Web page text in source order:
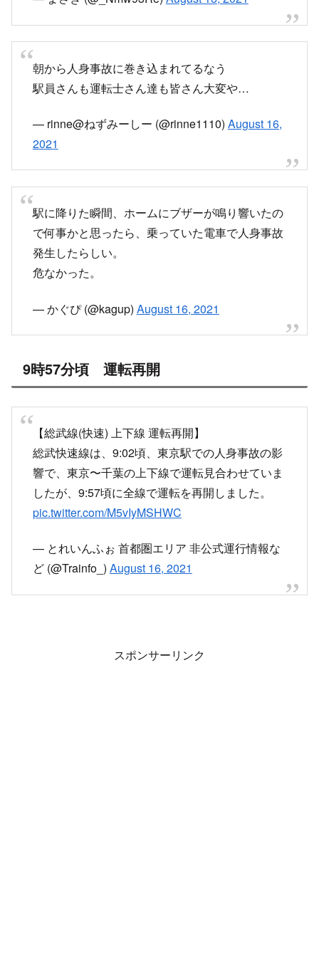
朝から人身事故に巻き込まれてるなう
駅員さんも運転士さん達も皆さん大変や…
— rinne@ねずみーしー (@rinne1110) August 16,
2021
駅に降りた瞬間、ホームにブザーが鳴り響いたの
で何事かと思ったら、乗っていた電車で人身事故
発生したらしい。
危なかった。
— かぐぴ (@kagup) August 16, 2021
9時57分頃 運転再開
【総武線(快速) 上下線 運転再開】
総武快速線は、9:02頃、東京駅での人身事故の影
響で、東京〜千葉の上下線で運転見合わせていま
したが、9:57頃に全線で運転を再開しました。
pic.twitter.com/M5vIyMSHWC
— とれいんふぉ 首都圏エリア 非公式運行情報な
ど (@Trainfo_) August 16, 2021
スポンサーリンク